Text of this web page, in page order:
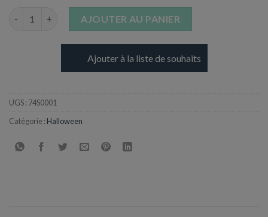
AJOUTER AU PANIER
Ajouter à la liste de souhaits
UGS : 74S0001
Catégorie : Halloween